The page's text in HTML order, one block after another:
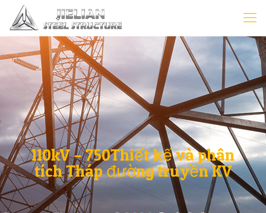
110kV – 750Thiết kế và phân
tích Tháp đường truyền KV